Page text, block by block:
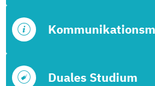
Duales Studium